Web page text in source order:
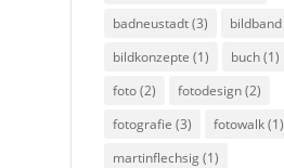
badneustadt(3) bildband
bildkonzepte (1) buch(1)
foto(2) fotodesign(2)
fotografie (3) fotowalk(1)
martinflechsig(1)